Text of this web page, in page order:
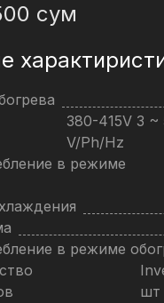
сум
380-415V 3
V/Ph/Hz
в режиме
в режиме
шт